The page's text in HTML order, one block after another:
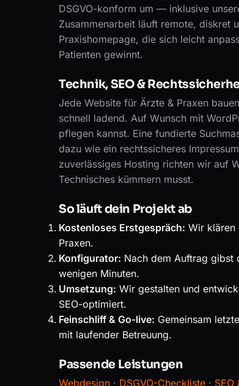
DSGVO-konform um — inklusive
Zusammenarbeit läuft remote, diskret
Praxishomepage, die sich leicht
Patienten gewinnt.
Technik, SEO &
Jede Website für Ärzte & Praxen
schnell ladend. Auf Wunsch mit
pflegen kannst. Eine fundierte
dazu wie ein rechtssicheres
zuverlässiges Hosting richten wir auf
Technisches kümmern musst.
So läuft dein Projekt ab
Kostenloses Erstgespräch: Wir klären
Praxen.
Konfigurator: Nach dem Auftrag gibst
wenigen Minuten.
Umsetzung: Wir gestalten und
SEO-optimiert.
Feinschliff & Go-live: Gemeinsam
mit laufender Betreuung.
Passende Leistungen
Webdesign · DSGVO-Checkliste · SEO